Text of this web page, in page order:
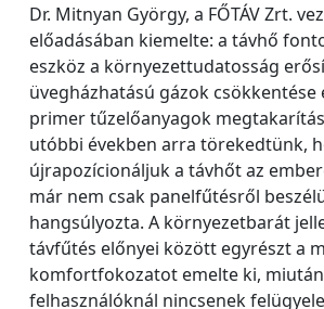
Dr. Mitnyan György, a FŐTÁV Zrt.
előadásában kiemelte: a távhő
eszköz a környezettudatosság
üvegházhatású gázok csökkentése
primer tűzelőanyagok
utóbbi években arra törekedtünk,
újrapozícionáljuk a távhőt az
már nem csak panelfűtésről
hangsúlyozta. A környezetbarát
távfűtés előnyei között egyrészt a
komfortfokozatot emelte ki,
felhasználóknál nincsenek